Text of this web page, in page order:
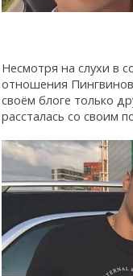
Несмотря на слухи в
отношения
своём блоге только
рассталась со своим